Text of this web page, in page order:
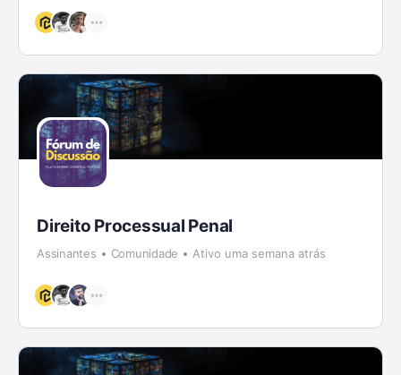
Direito Processual Penal
Assinantes Comunidade Ativo uma semana atrás